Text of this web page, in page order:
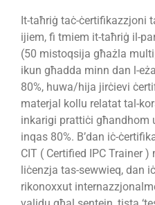
It-taħriġ taċ-ċertifikazzjoni
ijiem, fi tmiem it-taħriġ il-
(50 mistoqsija għażla
ikun għadda minn dan l-
80%, huwa/hija jirċievi
materjal kollu relatat tal-
inkarigi prattiċi għandhom
inqas 80%. B’dan iċ-
CIT ( Certified IPC Trainer
liċenzja tas-sewwieq, dan
rikonoxxut